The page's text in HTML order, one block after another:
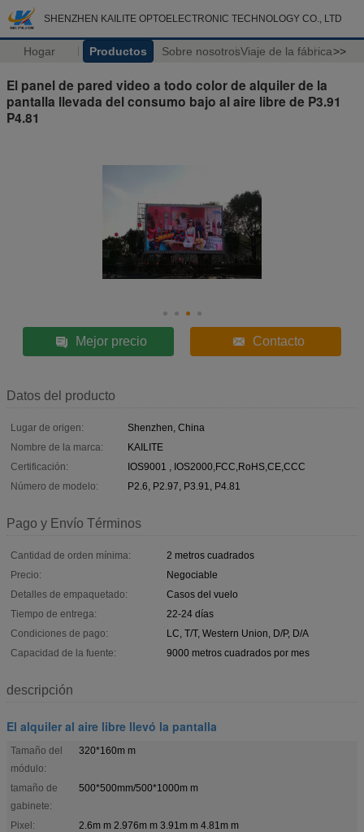
SHENZHEN KAILITE OPTOELECTRONIC TECHNOLOGY CO., LTD
Hogar Productos Sobre nosotrosViaje de la fábrica>>
El panel de pared video a todo color de alquiler de la
pantalla llevada del consumo bajo al aire libre de P3.91
P4.81
Mejor precio Contacto
Datos del producto
Lugar de origen:
Shenzhen, China
Nombre de la marca:
KAILITE
Certificación:
IOS9001 , IOS2000,FCC,RoHS,CE,CCC
Número de modelo:
P2.6, P2.97, P3.91, P4.81
Pago y Envío Términos
Cantidad de orden mínima:
2 metros cuadrados
Precio:
Negociable
Detalles de empaquetado:
Casos del vuelo
Tiempo de entrega:
22-24 días
Condiciones de pago:
LC, T/T, Western Union, D/P, D/A
Capacidad de la fuente:
9000 metros cuadrados por mes
descripción
El alquiler al aire libre llevó la pantalla
Tamaño del
módulo:
320*160m m
tamaño de
gabinete:
500*500mm/500*1000m m
Pixel:
2.6m m 2.976m m 3.91m m 4.81m m